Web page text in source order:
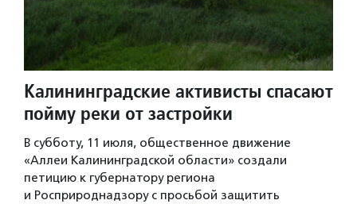
Калининградские активисты спасают
пойму реки от застройки
В субботу, 11 июля, общественное движение
«Аллеи Калининградской области» создали
петицию к губернатору региона
и Росприроднадзору с просьбой защитить